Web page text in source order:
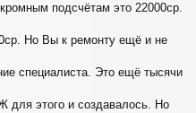
подсчётам это 22000ср.
Но Вы к ремонту ещё и не
специалиста. Это ещё тысячи
для этого и создавалось. Но